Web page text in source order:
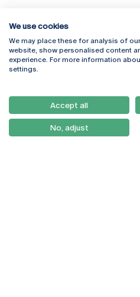
Rua Diogo Botelho 1327
4169-005 Porto
+351 226 196 240
We use cookies
We may place these for analysis of
website, show personalised content
experience. For more information
settings.
Accept all
No, adjust